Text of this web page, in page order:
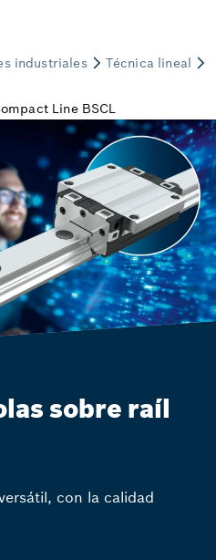
sobre raíl
con la calidad